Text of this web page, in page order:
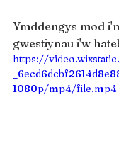
Ymddengys mod
gwestiynau i'w
https://
1080p/mp4/file.mp4